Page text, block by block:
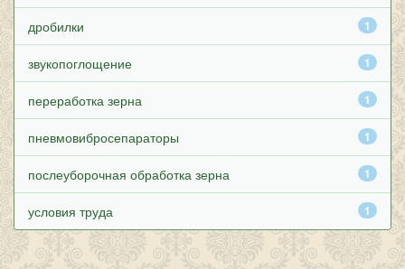
1
дробилки
1
звукопоглощение
1
переработка зерна
1
пневмовибросепараторы
1
послеуборочная обработка зерна
1
условия труда